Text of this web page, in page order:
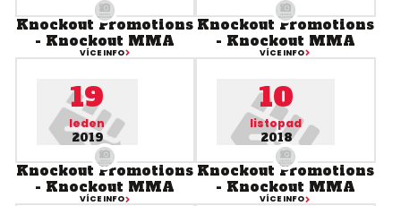
Knockout Promotions
- Knockout MMA
VÍCE INFO
Knockout Promotions
- Knockout MMA
VÍCE INFO
19
leden
2019
Knockout Promotions
- Knockout MMA
VÍCE INFO
10
listopad
2018
Knockout Promotions
- Knockout MMA
VÍCE INFO